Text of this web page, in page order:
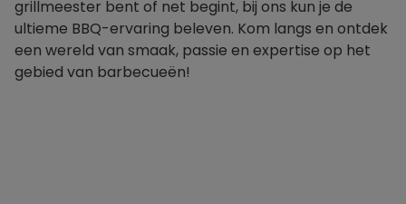
grillmeester bent of net begint, bij ons kun je de
ultieme BBQ-ervaring beleven. Kom langs en ontdek
een wereld van smaak, passie en expertise op het
gebied van barbecueën!